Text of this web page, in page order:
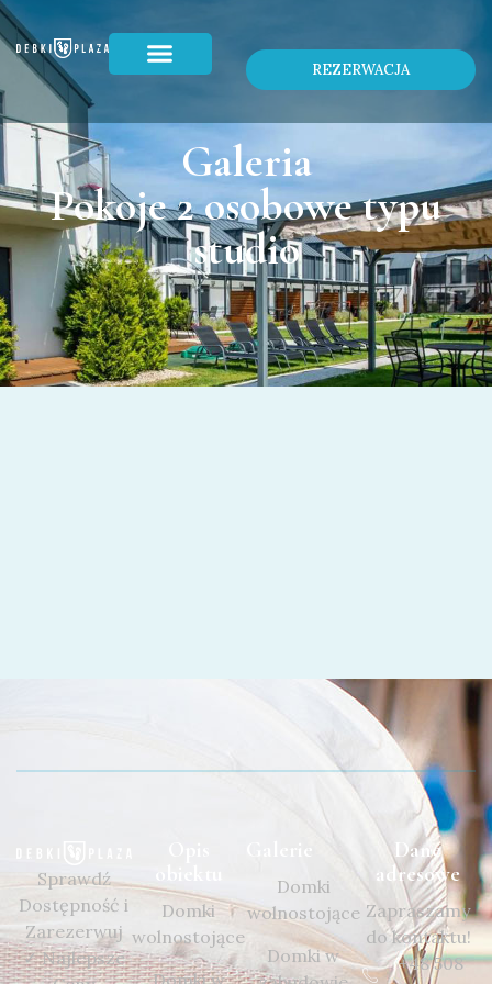
REZERWACJA
Galeria
Pokoje 2 osobowe typu
studio
Sprawdź
Dostępność i
Zarezerwuj
✓ Najlepsze
Domki
wolnostojące
Domki w
Domki
wolnostojące
Domki w
Dane
adresowe
Zapraszamy
do kontaktu!
+48 508